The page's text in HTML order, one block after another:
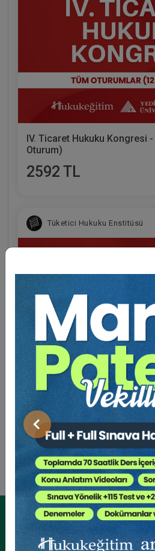
Önceki
IV. Ticaret Hukuku Kongresi
Oturum)
2592 TL
Tüketici Hukuku Enstitüsü
Fikri Mülkiyet Hukuku - IV.
Kongresi - XI. Oturum
360 TL
Tüketici Hukuku Enstitüsü
Eğitmen Hakkında
Ertan Demirkapı
, Akademik,
Kitapları kategorilerinde
yazardır
Sosyal Medya